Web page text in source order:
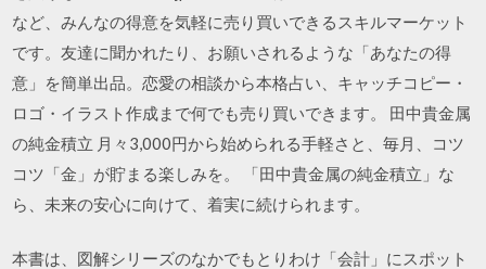
など、みんなの得意を気軽に売り買いできるスキルマーケット
です。友達に聞かれたり、お願いされるような「あなたの得
意」を簡単出品。恋愛の相談から本格占い、キャッチコピー・
ロゴ・イラスト作成まで何でも売り買いできます。 田中貴金属
の純金積立 月々3,000円から始められる手軽さと、毎月、コツ
コツ「金」が貯まる楽しみを。 「田中貴金属の純金積立」な
ら、未来の安心に向けて、着実に続けられます。
本書は、図解シリーズのなかでもとりわけ「会計」にスポット